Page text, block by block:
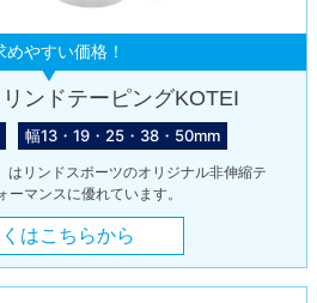
めやすい価格！
ンドテーピングKOTEI
幅13・19・25・38・50mm
はリンドスポーツのオリジナル非伸縮テ
マンスに優れています。
はこちらから